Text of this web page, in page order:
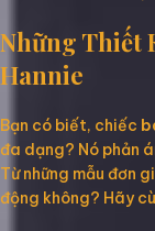
Những Thiết
Hannie
Bạn có biết, chiếc
đa dạng? Nó phản
Từ những mẫu đơn
động không? Hãy